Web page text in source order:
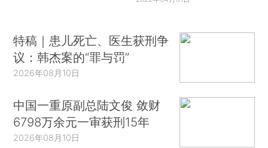
特稿｜患儿死亡、医生获刑争
议：韩杰案的“罪与罚”
2026年08月10日
中国一重原副总陆文俊 敛财
6798万余元一审获刑15年
2026年08月10日